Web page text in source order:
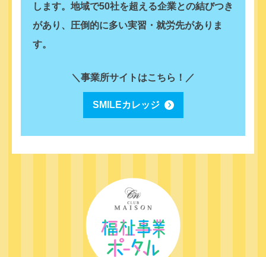
します。地域で50社を超える企業との結びつき
があり、圧倒的に多い実習・就労先がありま
す。
＼事業所サイトはこちら！／
SMILEカレッジ